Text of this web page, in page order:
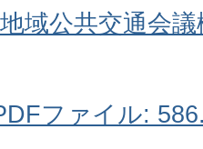
域公共交通会
ファイル: